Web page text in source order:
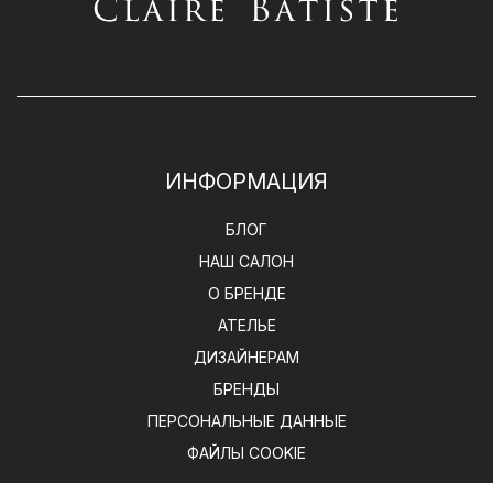
ИНФОРМАЦИЯ
БЛОГ
НАШ САЛОН
О БРЕНДЕ
АТЕЛЬЕ
ДИЗАЙНЕРАМ
БРЕНДЫ
ПЕРСОНАЛЬНЫЕ ДАННЫЕ
ФАЙЛЫ COOKIE